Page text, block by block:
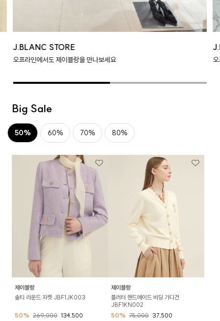
J.BLANC STORE
오프라인에서도 제이블랑을 만나보세요
Big Sale
50% 60% 70% 80%
제이블랑
솔티 라운드 자켓 JBF1JK003
50% 269,000 134,500
제이블랑
플러터 핸드메이드 비딩 가디건
JBF1KN002
50% 75,000 37,500